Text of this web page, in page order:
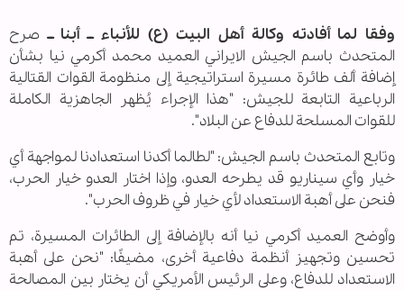
وفقا لما أفادته وكالة أهل البيت (ع) للأنباء ــ أبنا ــ صرح
المتحدث باسم الجيش الايراني العميد محمد أكرمي نيا بشأن
إضافة ألف طائرة مسيرة استراتيجية إلى منظومة القوات القتالية
الرباعية التابعة للجيش: "هذا الإجراء يُظهر الجاهزية الكاملة
للقوات المسلحة للدفاع عن البلاد".
وتابع المتحدث باسم الجيش: "لطالما أكدنا استعدادنا لمواجهة أي
خيار وأي سيناريو قد يطرحه العدو، وإذا اختار العدو خيار الحرب،
فنحن على أهبة الاستعداد لأي خيار في ظروف الحرب".
وأوضح العميد أكرمي نيا أنه بالإضافة إلى الطائرات المسيرة، تم
تحسين وتجهيز أنظمة دفاعية أخرى، مضيفًا: "نحن على أهبة
الاستعداد للدفاع، وعلى الرئيس الأمريكي أن يختار بين المصالحة